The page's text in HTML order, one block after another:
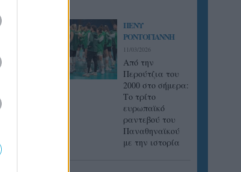
ΠΕΝΥ
ΡΟΝΤΟΓΙΑΝΝΗ
11/03/2026
Από την
Περούτζια του
2000 στο σήμερα:
Tο τρίτο
ευρωπαϊκό
ραντεβού του
Παναθηναϊκού
με την ιστορία